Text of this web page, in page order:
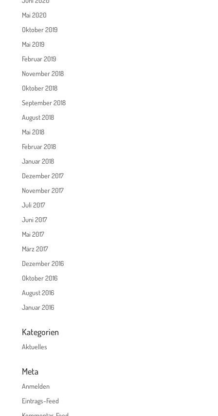
Mai 2020
Oktober 2019
Mai 2019
Februar 2019
November 2018
Oktober 2018
September 2018
August 2018
Mai 2018
Februar 2018
Januar 2018
Dezember 2017
November 2017
Juli 2017
Juni 2017
Mai 2017
März 2017
Dezember 2016
Oktober 2016
August 2016
Januar 2016
Kategorien
Aktuelles
Meta
Anmelden
Eintrags-Feed